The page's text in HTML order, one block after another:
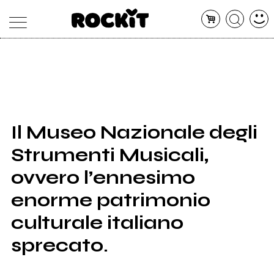
SHOP
RADIO
Il Museo Nazionale degli
Strumenti Musicali,
ovvero l’ennesimo
enorme patrimonio
culturale italiano
sprecato.